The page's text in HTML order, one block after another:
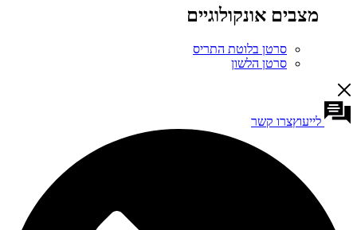
מצבים אונקולוגיים
סרטן בלוטת התריס
סרטן הלשון
לייעוץצרו קשר